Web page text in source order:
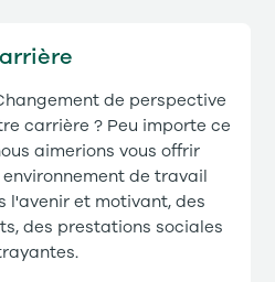
de perspective
carrière ? Peu importe ce
aimerions vous offrir
de travail
l'avenir et motivant, des
des prestations sociales